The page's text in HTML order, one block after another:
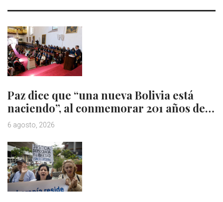
Paz dice que “una nueva Bolivia está
naciendo”, al conmemorar 201 años de…
6 agosto, 2026